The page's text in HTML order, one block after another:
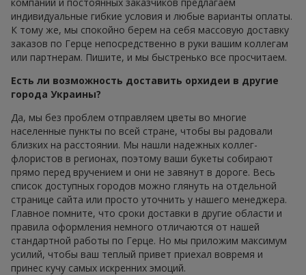
индивидуальные гибкие условия и любые варианты оплаты.
К тому же, мы спокойно берем на себя массовую доставку
заказов по Герце непосредственно в руки вашим коллегам
или партнерам. Пишите, и мы быстренько все просчитаем.
Есть ли возможность доставить орхидеи в другие
города Украины?
Да, мы без проблем отправляем цветы во многие
населенные пункты по всей стране, чтобы вы радовали
близких на расстоянии. Мы нашли надежных коллег-
флористов в регионах, поэтому ваши букеты собирают
прямо перед вручением и они не завянут в дороге. Весь
список доступных городов можно глянуть на отдельной
странице сайта или просто уточнить у нашего менеджера.
Главное помните, что сроки доставки в другие области и
правила оформления немного отличаются от нашей
стандартной работы по Герце. Но мы приложим максимум
усилий, чтобы ваш теплый привет приехал вовремя и
принес кучу самых искренних эмоций.